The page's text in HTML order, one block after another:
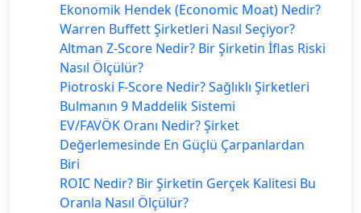
Ekonomik Hendek (Economic Moat) Nedir?
Warren Buffett Şirketleri Nasıl Seçiyor?
Altman Z-Score Nedir? Bir Şirketin İflas Riski
Nasıl Ölçülür?
Piotroski F-Score Nedir? Sağlıklı Şirketleri
Bulmanın 9 Maddelik Sistemi
EV/FAVÖK Oranı Nedir? Şirket
Değerlemesinde En Güçlü Çarpanlardan
Biri
ROIC Nedir? Bir Şirketin Gerçek Kalitesi Bu
Oranla Nasıl Ölçülür?